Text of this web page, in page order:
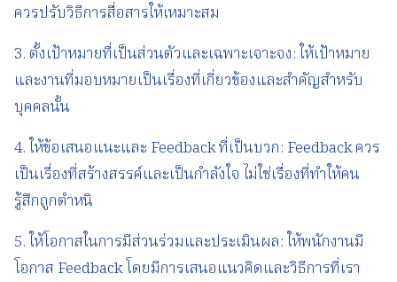
ควรปรับวิธีการสื่อสารให้เหมาะสม
3. ตั้งเป้าหมายที่เป็นส่วนตัวและเฉพาะเจาะจง: ให้เป้าหมาย
และงานที่มอบหมายเป็นเรื่องที่เกี่ยวข้องและสำคัญสำหรับ
บุคคลนั้น
4. ให้ข้อเสนอแนะและ Feedback ที่เป็นบวก: Feedback ควร
เป็นเรื่องที่สร้างสรรค์และเป็นกำลังใจ ไม่ใช่เรื่องที่ทำให้คน
รู้สึกถูกตำหนิ
5. ให้โอกาสในการมีส่วนร่วมและประเมินผล: ให้พนักงานมี
โอกาส Feedback โดยมีการเสนอแนวคิดและวิธีการที่เรา